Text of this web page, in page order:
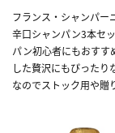
フランス・シャンパー
辛口シャンパン3本セ
パン初心者にもおすす
した贅沢にもぴったり
なのでストック用や贈